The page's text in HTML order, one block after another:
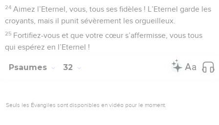
24 Aimez l’Eternel, vous, tous ses fidèles ! L’Eternel garde les
croyants, mais il punit sévèrement les orgueilleux.
25 Fortifiez-vous et que votre cœur s’affermisse, vous tous
qui espérez en l’Eternel !
Psaumes 32
Seuls les Évangiles sont disponibles en vidéo pour le moment.